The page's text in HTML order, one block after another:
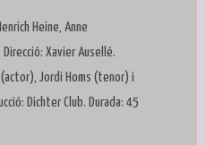
Heine, Anne
Xavier Ausellé.
Jordi Homs (tenor) i
Dichter Club. Durada: 45